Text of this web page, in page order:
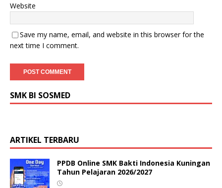
Website
Save my name, email, and website in this browser for the
next time I comment.
SMK BI SOSMED
ARTIKEL TERBARU
PPDB Online SMK Bakti Indonesia Kuningan
Tahun Pelajaran 2026/2027